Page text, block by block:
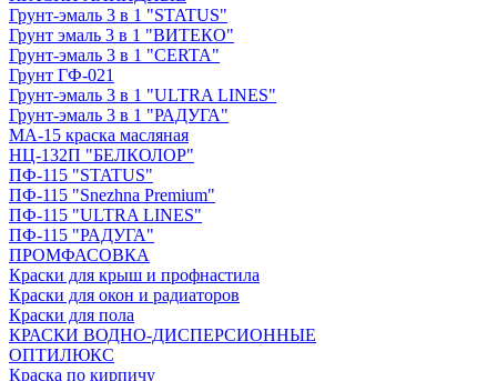
Грунт-эмаль 3 в 1 "STATUS"
Грунт эмаль 3 в 1 "ВИТЕКО"
Грунт-эмаль 3 в 1 "CERTA"
Грунт ГФ-021
Грунт-эмаль 3 в 1 "ULTRA LINES"
Грунт-эмаль 3 в 1 "РАДУГА"
МА-15 краска масляная
НЦ-132П "БЕЛКОЛОР"
ПФ-115 "STATUS"
ПФ-115 "Snezhna Premium"
ПФ-115 "ULTRA LINES"
ПФ-115 "РАДУГА"
ПРОМФАСОВКА
Краски для крыш и профнастила
Краски для окон и радиаторов
Краски для пола
КРАСКИ ВОДНО-ДИСПЕРСИОННЫЕ
ОПТИЛЮКС
Краска по кирпичу